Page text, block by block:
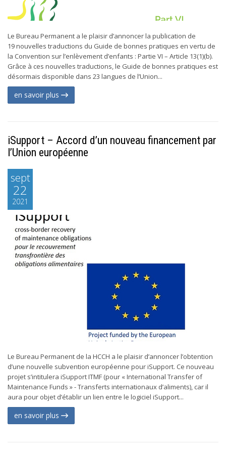
Le Bureau Permanent a le plaisir d’annoncer la publication de
19 nouvelles traductions du Guide de bonnes pratiques en vertu de
la Convention sur l’enlèvement d’enfants : Partie VI – Article 13(1)(b).
Grâce à ces nouvelles traductions, le Guide de bonnes pratiques est
désormais disponible dans 23 langues de l’Union...
en savoir plus
iSupport – Accord d’un nouveau financement par
l’Union européenne
sept
22
2021
Le Bureau Permanent de la HCCH a le plaisir d’annoncer l’obtention
d’une nouvelle subvention européenne pour iSupport. Ce nouveau
projet s’intitulera iSupport ITMF (pour « International Transfer of
Maintenance Funds » - Transferts internationaux d’aliments), car il
aura pour objet d’établir un lien entre le logiciel iSupport...
en savoir plus